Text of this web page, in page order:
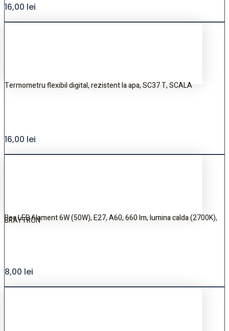
16,00 lei
Termometru flexibil digital, rezistent la apa, SC37 T, SCALA
16,00 lei
Bec LED filament 6W (50W), E27, A60, 660 lm, lumina calda (2700K),
BRAYTRON
8,00 lei